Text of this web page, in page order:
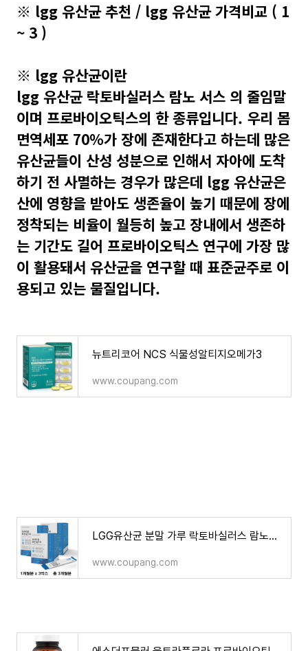
※ lgg 유산균 추천 / lgg 유산균 가격비교 ( 1
~ 3 )
※ lgg 유산균이란
lgg 유산균 락토바실러스 람노 서스 의 줄임말
이며 프로바이오틱스의 한 종류입니다. 우리 몸
면역세포 70%가 장에 존재한다고 하는데 많은
유산균들이 산성 성분으로 인해서 자아에 도착
하기 전 사멸하는 경우가 많은데 lgg 유산균은
산에 영향을 받아도 생존율이 높기 때문에 장에
정착되는 비율이 월등히 높고 장내에서 생존하
는 기간도 길어 프로바이오틱스 연구에 가장 많
이 활용돼서 유산균을 연구할 때 표준균주로 이
용되고 있는 물질입니다.
뉴트리코어 NCS 식물성알티지오메가3
www.coupang.com
LGG유산균 분말 가루 락토바실러스 람노서스 애시도필러스 포스트 프로 프리 신 바이오틱스 FOS
www.coupang.com